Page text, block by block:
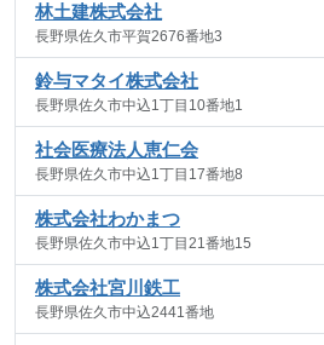
林土建株式会社
長野県佐久市平賀2676番地3
鈴与マタイ株式会社
長野県佐久市中込1丁目10番地1
社会医療法人恵仁会
長野県佐久市中込1丁目17番地8
株式会社わかまつ
長野県佐久市中込1丁目21番地15
株式会社宮川鉄工
長野県佐久市中込2441番地